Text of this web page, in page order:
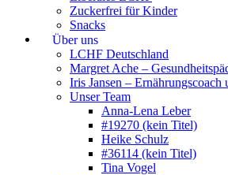
Zuckerfrei für Kinder
Snacks
Über uns
LCHF Deutschland
Margret Ache –
Iris Jansen – Ernährungscoach
Unser Team
Anna-Lena Leber
#19270 (kein Titel)
Heike Schulz
#36114 (kein Titel)
Tina Vogel